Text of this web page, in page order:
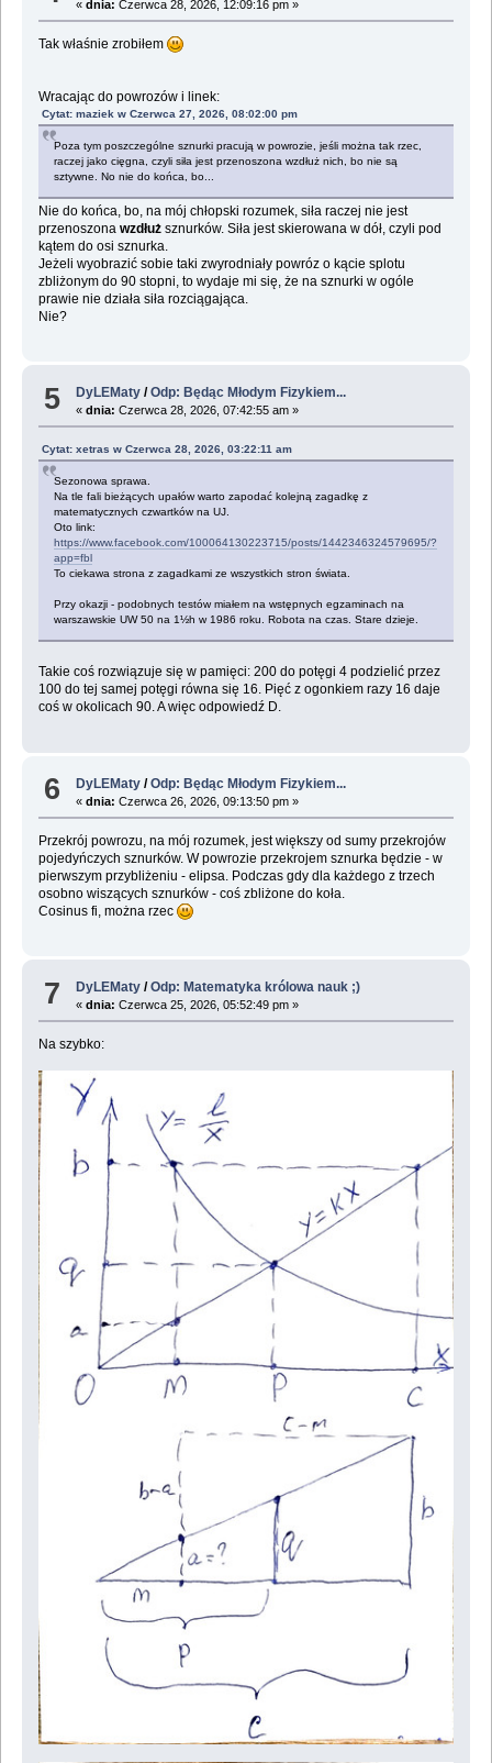
«dnia: Czerwca 28, 2026, 12:09:16 pm »
Tak właśnie zrobiłem
Wracając do powrozów i linek:
Cytat: maziek w Czerwca 27, 2026, 08:02:00 pm
Poza tym poszczególne sznurki pracują w powrozie, jeśli można tak rzec,
raczej jako cięgna, czyli siła jest przenoszona wzdłuż nich, bo nie są
sztywne. No nie do końca, bo...
Nie do końca, bo, na mój chłopski rozumek, siła raczej nie jest
przenoszona wzdłuż sznurków. Siła jest skierowana w dół, czyli pod
kątem do osi sznurka.
Jeżeli wyobrazić sobie taki zwyrodniały powróz o kącie splotu
zbliżonym do 90 stopni, to wydaje mi się, że na sznurki w ogóle
prawie nie działa siła rozciągająca.
Nie?
5 DyLEMaty /Odp: Będąc Młodym Fizykiem...
«dnia: Czerwca 28, 2026, 07:42:55 am »
Cytat: xetras w Czerwca 28, 2026, 03:22:11 am
Sezonowa sprawa.
Na tle fali bieżących upałów warto zapodać kolejną zagadkę z
matematycznych czwartków na UJ.
Oto link:
https://www.facebook.com/100064130223715/posts/1442346324579695/?
app=fbl
To ciekawa strona z zagadkami ze wszystkich stron świata.
Przy okazji - podobnych testów miałem na wstępnych egzaminach na
warszawskie UW 50 na 1½h w 1986 roku. Robota na czas. Stare dzieje.
Takie coś rozwiązuje się w pamięci: 200 do potęgi 4 podzielić przez
100 do tej samej potęgi równa się 16. Pięć z ogonkiem razy 16 daje
coś w okolicach 90. A więc odpowiedź D.
6 DyLEMaty /Odp: Będąc Młodym Fizykiem...
«dnia: Czerwca 26, 2026, 09:13:50 pm »
Przekrój powrozu, na mój rozumek, jest większy od sumy przekrojów
pojedyńczych sznurków. W powrozie przekrojem sznurka będzie - w
pierwszym przybliżeniu - elipsa. Podczas gdy dla każdego z trzech
osobno wiszących sznurków - coś zbliżone do koła.
Cosinus fi, można rzec
7 DyLEMaty /Odp: Matematyka królowa nauk ;)
«dnia: Czerwca 25, 2026, 05:52:49 pm »
Na szybko: